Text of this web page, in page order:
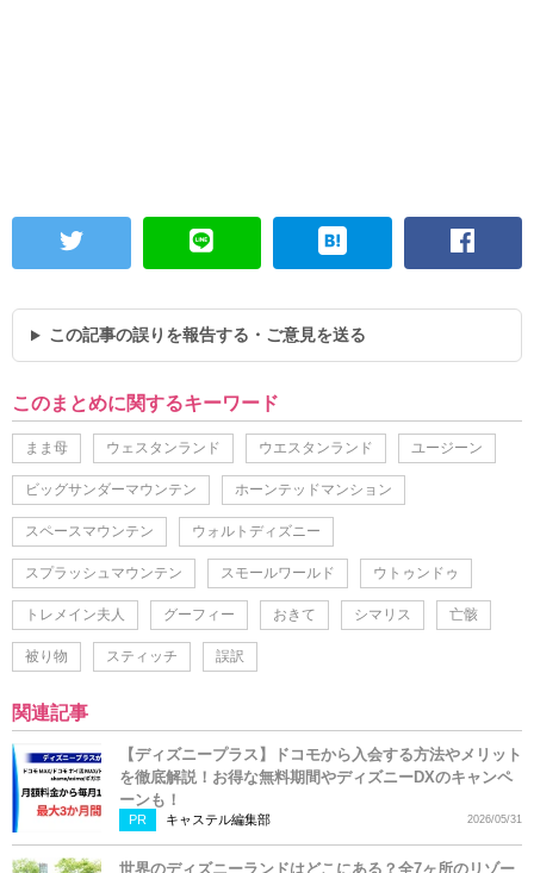
この記事の誤りを報告する・ご意見を送る
このまとめに関するキーワード
まま母 ウェスタンランド ウエスタンランド ユージーン
ビッグサンダーマウンテン ホーンテッドマンション
スペースマウンテン ウォルトディズニー
スプラッシュマウンテン スモールワールド ウトゥンドゥ
トレメイン夫人 グーフィー おきて シマリス 亡骸
被り物 スティッチ 誤訳
関連記事
【ディズニープラス】ドコモから入会する方法やメリット
を徹底解説！お得な無料期間やディズニーDXのキャンペ
ーンも！
PR キャステル編集部 2026/05/31
世界のディズニーランドはどこにある？全7ヶ所のリゾー